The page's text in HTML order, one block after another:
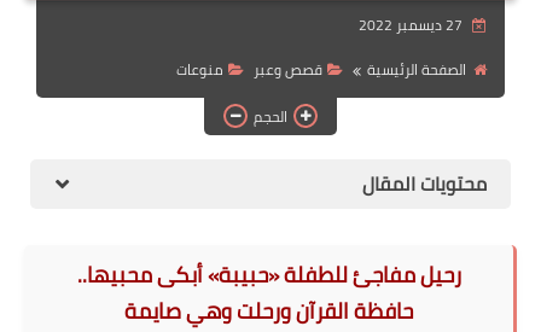
اقتصاد
التجارة الالكترونية
الصفحة الرئيسية
قصص وعبر
منوعات
الحجم
محتويات المقال
رحيل مفاجئ للطفلة «حبيبة» أبكى محبيها..
حافظة القرآن ورحلت وهي صايمة